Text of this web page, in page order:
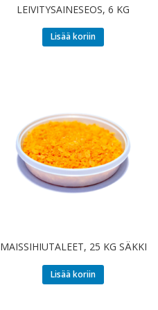
LEIVITYSAINESEOS, 6 KG
Lisää koriin
MAISSIHIUTALEET, 25 KG SÄKKI
Lisää koriin